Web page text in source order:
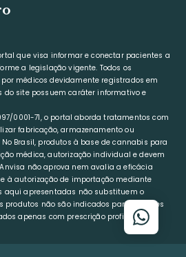
que visa informar e conectar pacientes a
a legislação vigente. Todos os
médicos devidamente registrados em
do site possuem caráter informativo e
0001-71, o portal aborda tratamentos com
fabricação, armazenamento ou
Brasil, produtos à base de cannabis para
médica, autorização individual e devem
não aprova nem avalia a eficácia
à autorização de importação mediante
aqui apresentadas não substituem o
produtos não são indicados para menores
apenas com prescrição profissional.